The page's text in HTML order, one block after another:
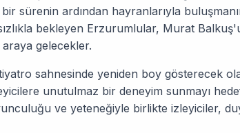
sürenin ardından hayranlarıyla
bekleyen Erzurumlular, Murat
gelecekler.
sahnesinde yeniden boy gösterecek
unutulmaz bir deneyim sunmayı
ve yeteneğiyle birlikte izleyiciler,